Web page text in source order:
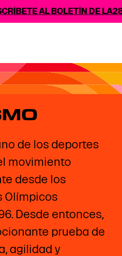
AL BOLETÍN DE LA28
de los deportes
movimiento
desde los
Olímpicos
Desde entonces,
prueba de
agilidad y